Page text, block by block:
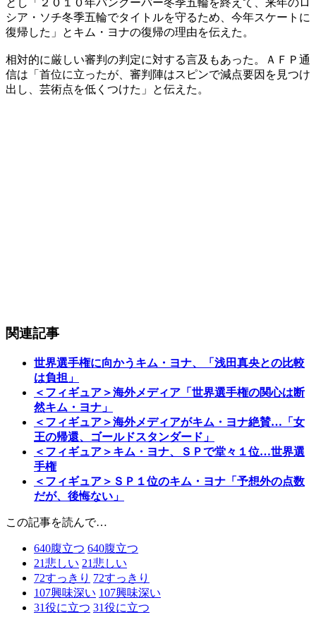
シア・ソチ冬季五輪でタイトルを守るため、今年スケートに
復帰した」とキム・ヨナの復帰の理由を伝えた。
相対的に厳しい審判の判定に対する言及もあった。ＡＦＰ通
信は「首位に立ったが、審判陣はスピンで減点要因を見つけ
出し、芸術点を低くつけた」と伝えた。
関連記事
世界選手権に向かうキム・ヨナ、「浅田真央との比較
は負担」
＜フィギュア＞海外メディア「世界選手権の関心は断
然キム・ヨナ」
＜フィギュア＞海外メディアがキム・ヨナ絶賛…「女
王の帰還、ゴールドスタンダード」
＜フィギュア＞キム・ヨナ、ＳＰで堂々１位…世界選
手権
＜フィギュア＞ＳＰ１位のキム・ヨナ「予想外の点数
だが、後悔ない」
この記事を読んで…
640腹立つ 640腹立つ
21悲しい 21悲しい
72すっきり 72すっきり
107興味深い 107興味深い
31役に立つ 31役に立つ